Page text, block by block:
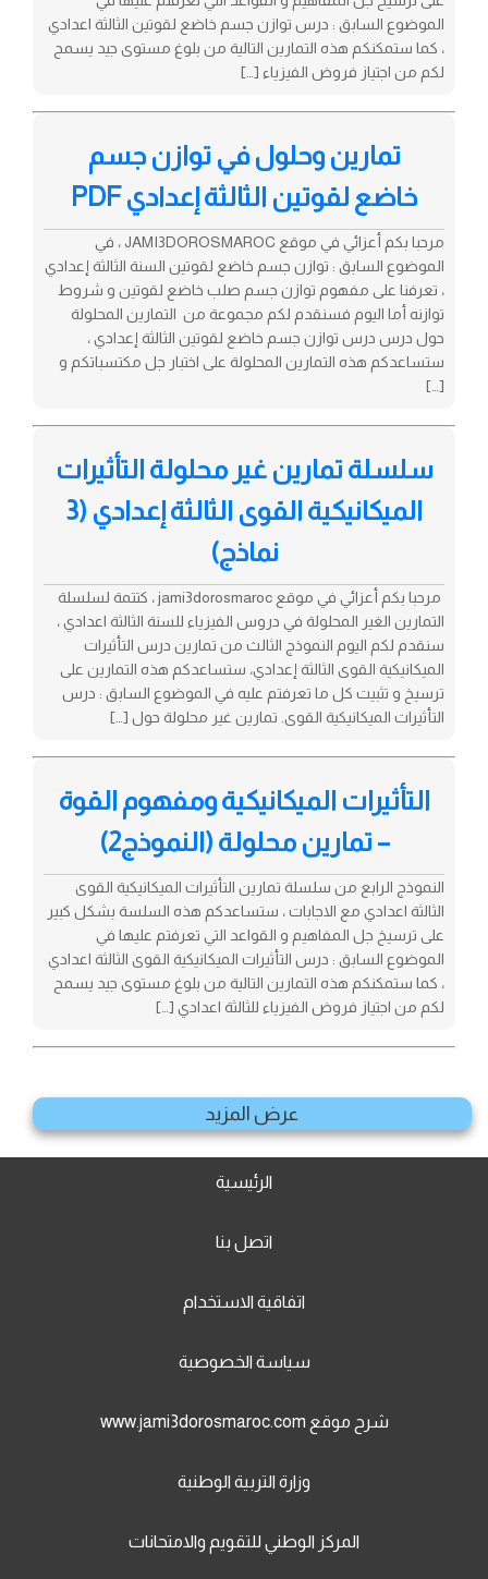
الموضوع السابق : درس توازن جسم خاضع لقوتين الثالثة اعدادي
، كما ستمكنكم هذه التمارين التالية من بلوغ مستوى جيد يسمح
لكم من اجتياز فروض الفيزياء […]
تمارين وحلول في توازن جسم
خاضع لقوتين الثالثة إعدادي PDF
مرحبا بكم أعزائي في موقع JAMI3DOROSMAROC ، في
الموضوع السابق : توازن جسم خاضع لقوتين السنة الثالثة إعدادي
، تعرفنا على مفهوم توازن جسم صلب خاضع لقوتين و شروط
توازنه أما اليوم فسنقدم لكم مجموعة من التمارين المحلولة
حول درس درس توازن جسم خاضع لقوتين الثالثة إعدادي ،
ستساعدكم هذه التمارين المحلولة على اختبار جل مكتسباتكم و
[…]
سلسلة تمارين غير محلولة التأثيرات
الميكانيكية القوى الثالثة إعدادي (3
نماذج)
مرحبا بكم أعزائي في موقع jami3dorosmaroc ، كتتمة لسلسلة
التمارين الغير المحلولة في دروس الفيزياء للسنة الثالثة اعدادي ،
سنقدم لكم اليوم النموذج الثالث من تمارين درس التأثيرات
الميكانيكية القوى الثالثة إعدادي، ستساعدكم هذه التمارين على
ترسيخ و تثبيت كل ما تعرفتم عليه في الموضوع السابق : درس
التأثيرات الميكانيكية القوى. تمارين غير محلولة حول […]
التأثيرات الميكانيكية ومفهوم القوة
– تمارين محلولة (النموذج2)
النموذج الرابع من سلسلة تمارين التأثيرات الميكانيكية القوى
الثالثة اعدادي مع الاجابات ، ستساعدكم هذه السلسة بشكل كبير
على ترسيخ جل المفاهيم و القواعد التي تعرفتم عليها في
الموضوع السابق : درس التأثيرات الميكانيكية القوى الثالثة اعدادي
، كما ستمكنكم هذه التمارين التالية من بلوغ مستوى جيد يسمح
لكم من اجتياز فروض الفيزياء للثالثة اعدادي […]
عرض المزيد
الرئيسية
اتصل بنا
اتفاقية الاستخدام
سياسة الخصوصية
شرح موقع www.jami3dorosmaroc.com
وزارة التربية الوطنية
المركز الوطني للتقويم والامتحانات